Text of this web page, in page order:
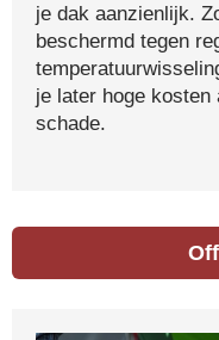
je dak aanzienlijk.
beschermd tegen
je later hoge
schade.